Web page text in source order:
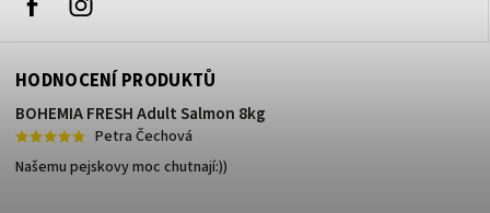
HODNOCENÍ PRODUKTŮ
BOHEMIA FRESH Adult Salmon 8kg
Petra Čechová
Našemu pejskovy moc chutnají:))